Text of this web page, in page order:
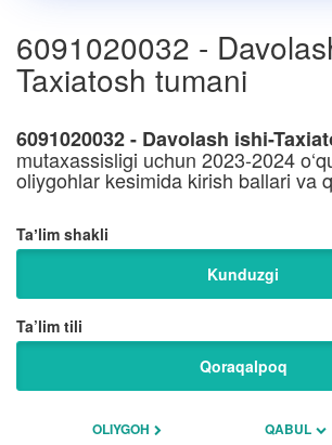
6091020032 -
Taxiatosh tumani
6091020032 - Davolash ishi-
mutaxassisligi uchun 2023-2024
oliygohlar kesimida kirish ballari va
Taʼlim shakli
Kunduzgi
Ta’lim tili
Qoraqalpoq
OLIYGOH QABUL